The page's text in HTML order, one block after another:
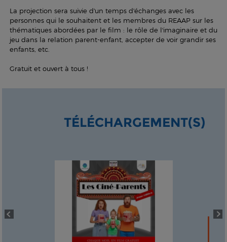
La projection sera suivie d'un temps d'échanges avec les
personnes qui le souhaitent et les membres du REAAP sur les
thématiques abordées par le film : le rôle de l'imaginaire et du
jeu dans la relation parent-enfant, accepter de voir grandir ses
enfants, etc.
Gratuit et ouvert à tous !
TÉLÉCHARGEMENT(S)